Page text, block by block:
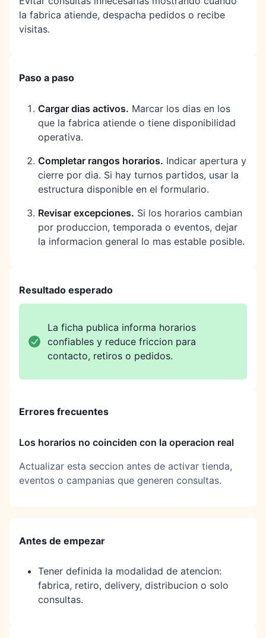
la fabrica atiende, despacha pedidos o recibe
visitas.
Paso a paso
Cargar dias activos. Marcar los dias en los
que la fabrica atiende o tiene disponibilidad
operativa.
Completar rangos horarios. Indicar apertura y
cierre por dia. Si hay turnos partidos, usar la
estructura disponible en el formulario.
Revisar excepciones. Si los horarios cambian
por produccion, temporada o eventos, dejar
la informacion general lo mas estable posible.
Resultado esperado
La ficha publica informa horarios
confiables y reduce friccion para
contacto, retiros o pedidos.
Errores frecuentes
Los horarios no coinciden con la operacion real
Actualizar esta seccion antes de activar tienda,
eventos o campanias que generen consultas.
Antes de empezar
Tener definida la modalidad de atencion:
fabrica, retiro, delivery, distribucion o solo
consultas.